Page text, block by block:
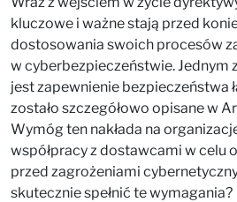
kluczowe i ważne stają przed
dostosowania swoich procesów
w cyberbezpieczeństwie. Jednym
jest zapewnienie bezpieczeństwa
zostało szczegółowo opisane w
Wymóg ten nakłada na
współpracy z dostawcami w celu
przed zagrożeniami
skutecznie spełnić te wymagania?